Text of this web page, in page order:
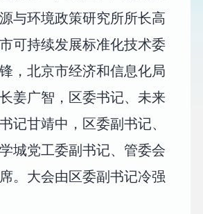
与环境政策研究所所长高
可持续发展标准化技术委
，北京市经济和信息化局
姜广智，区委书记、未来
记甘靖中，区委副书记、
城党工委副书记、管委会
。大会由区委副书记冷强